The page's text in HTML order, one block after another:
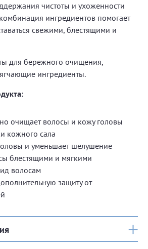
чистоты и ухоженности
ингредиентов помогает
свежими, блестящими и
для бережного очищения,
ингредиенты.
очищает волосы и кожу головы
кожного сала
и уменьшает шелушение
блестящими и мягкими
волосам
защиту от